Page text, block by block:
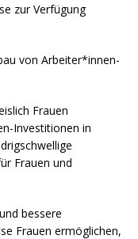
zur Verfügung
von Arbeiter*innen-
Frauen
Investitionen in
Frauen und
bessere
Frauen ermöglichen,